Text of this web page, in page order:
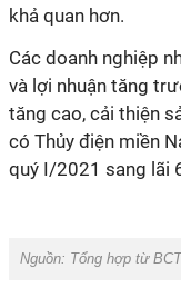
khả quan hơn.
Các doanh nghiệp
và lợi nhuận tăng
tăng cao, cải thiện
có Thủy điện miền
quý I/2021 sang lãi
Nguồn: Tổng hợp từ